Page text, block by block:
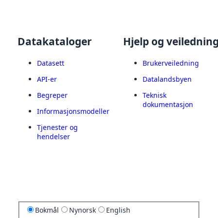
Datakataloger
Datasett
API-er
Begreper
Informasjonsmodeller
Tjenester og
hendelser
Hjelp og
Brukerveiledning
Datalandsbyen
Teknisk
dokumentasjon
Bokmål Nynorsk English